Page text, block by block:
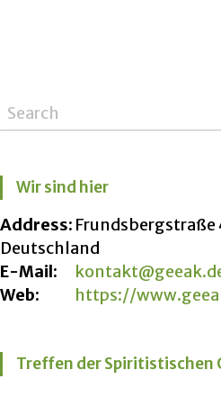
Wir sind hier
Address: Frundsbergstraße
Deutschland
E-Mail:
Web:
https://
Treffen der Spiritistischen